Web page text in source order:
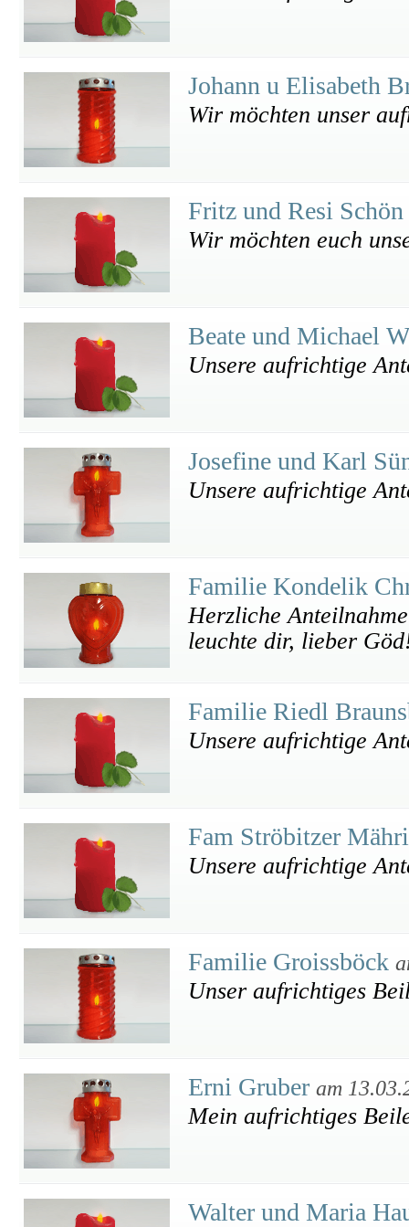
Johann u Elisabeth
Wir möchten unser
Fritz und Resi Schön
Wir möchten euch
Beate und Michael
Unsere aufrichtige
Josefine und Karl
Unsere aufrichtige
Familie Kondelik
Herzliche
leuchte dir, lieber
Familie Riedl
Unsere aufrichtige
Fam Ströbitzer
Unsere aufrichtige
Familie Groissböck
Unser aufrichtiges
Erni Gruber am
Mein aufrichtiges
Walter und Maria